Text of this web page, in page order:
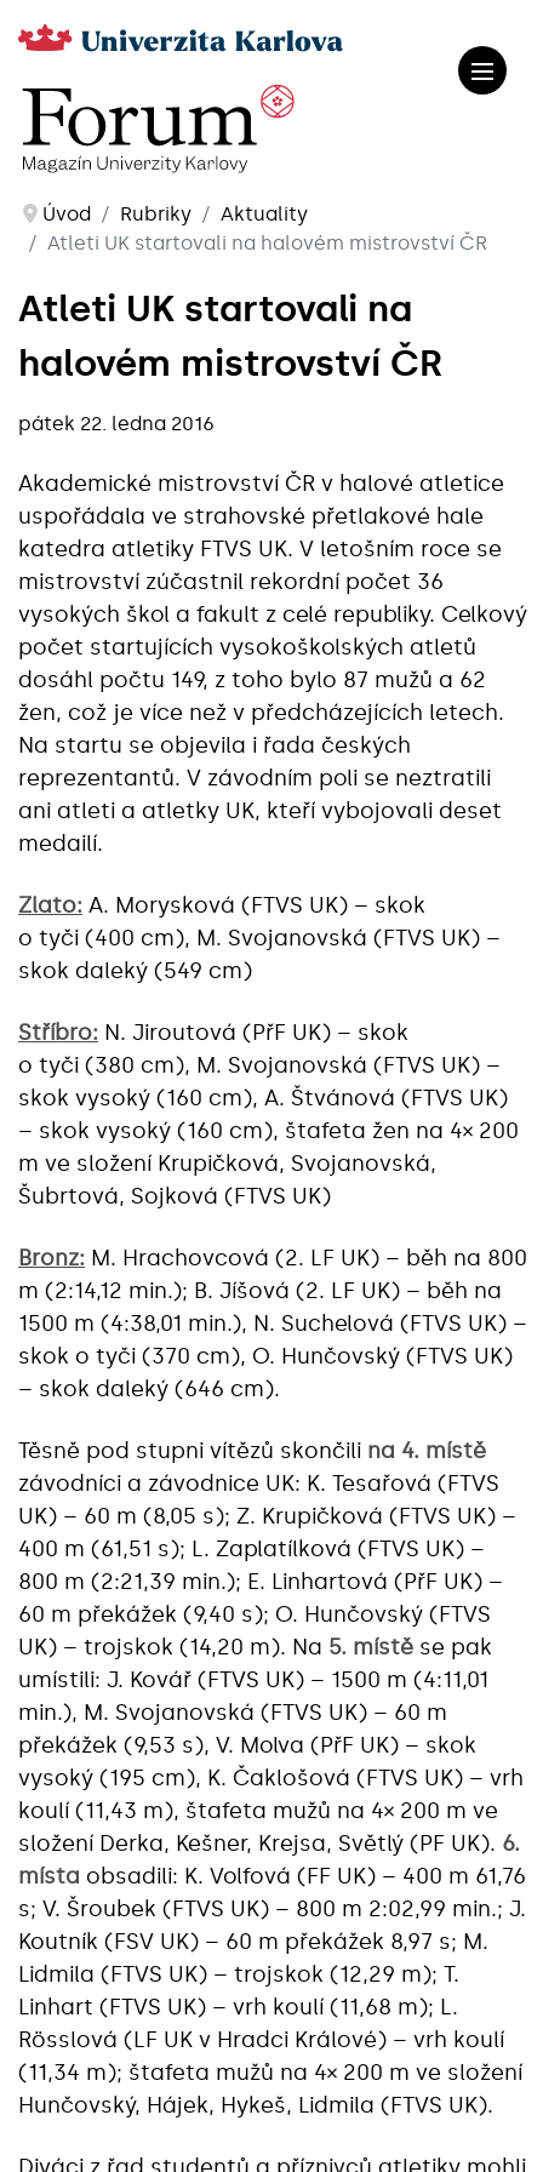
Úvod Rubriky
Aktuality
Atleti UK startovali na halovém mistrovství ČR
Atleti UK startovali na
halovém mistrovství ČR
pátek 22. ledna 2016
Akademické mistrovství ČR v halové atletice
uspořádala ve strahovské přetlakové hale
katedra atletiky FTVS UK. V letošním roce se
mistrovství zúčastnil rekordní počet 36
vysokých škol a fakult z celé republiky. Celkový
počet startujících vysokoškolských atletů
dosáhl počtu 149, z toho bylo 87 mužů a 62
žen, což je více než v předcházejících letech.
Na startu se objevila i řada českých
reprezentantů. V závodním poli se neztratili
ani atleti a atletky UK, kteří vybojovali deset
medailí.
Zlato: A. Morysková (FTVS UK) – skok
o tyči (400 cm), M. Svojanovská (FTVS UK) –
skok daleký (549 cm)
Stříbro: N. Jiroutová (PřF UK) – skok
o tyči (380 cm), M. Svojanovská (FTVS UK) –
skok vysoký (160 cm), A. Štvánová (FTVS UK)
– skok vysoký (160 cm), štafeta žen na 4× 200
m ve složení Krupičková, Svojanovská,
Šubrtová, Sojková (FTVS UK)
Bronz: M. Hrachovcová (2. LF UK) – běh na 800
m (2:14,12 min.); B. Jíšová (2. LF UK) – běh na
1500 m (4:38,01 min.), N. Suchelová (FTVS UK) –
skok o tyči (370 cm), O. Hunčovský (FTVS UK)
– skok daleký (646 cm).
Těsně pod stupni vítězů skončili na 4. místě
závodníci a závodnice UK: K. Tesařová (FTVS
UK) – 60 m (8,05 s); Z. Krupičková (FTVS UK) –
400 m (61,51 s); L. Zaplatílková (FTVS UK) –
800 m (2:21,39 min.); E. Linhartová (PřF UK) –
60 m překážek (9,40 s); O. Hunčovský (FTVS
UK) – trojskok (14,20 m). Na 5. místě se pak
umístili: J. Kovář (FTVS UK) – 1500 m (4:11,01
min.), M. Svojanovská (FTVS UK) – 60 m
překážek (9,53 s), V. Molva (PřF UK) – skok
vysoký (195 cm), K. Čaklošová (FTVS UK) – vrh
koulí (11,43 m), štafeta mužů na 4× 200 m ve
složení Derka, Kešner, Krejsa, Světlý (PF UK). 6.
místa obsadili: K. Volfová (FF UK) – 400 m 61,76
s; V. Šroubek (FTVS UK) – 800 m 2:02,99 min.; J.
Koutník (FSV UK) – 60 m překážek 8,97 s; M.
Lidmila (FTVS UK) – trojskok (12,29 m); T.
Linhart (FTVS UK) – vrh koulí (11,68 m); L.
Rösslová (LF UK v Hradci Králové) – vrh koulí
(11,34 m); štafeta mužů na 4× 200 m ve složení
Hunčovský, Hájek, Hykeš, Lidmila (FTVS UK).